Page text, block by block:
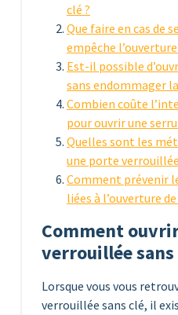
clé ?
Que faire en cas de
empêche
Est-il possible
sans endommager
Combien coûte
pour ouvrir une
Quelles sont les
une porte verrouillée
Comment prévenir
liées à l’ouverture
Comment
verrouillée sans
Lorsque vous vous
verrouillée sans clé, il